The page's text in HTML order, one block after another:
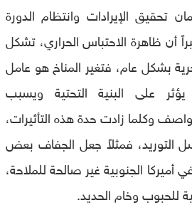
تحقيق الإيرادات وانتظام الدورة
أن ظاهرة الاحتباس الحراري، تشكل
بشكل عام، فتغير المناخ هو عامل
على البنية التحتية ويسبب
وكلما زادت حدة هذه التأثيرات،
التوريد، فمثلاً جعل الجفاف بعض
أميركا الجنوبية غير صالحة للملاحة،
للحبوب وخام الحديد.